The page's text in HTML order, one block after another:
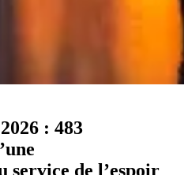
: 483
service de l’espoir